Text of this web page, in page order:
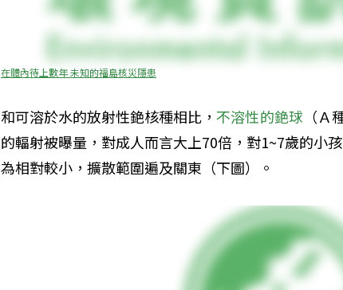
在體內待上數年 未知的福島核災隱患
和可溶於水的放射性銫核種相比， 不溶性的銫球 （
的輻射被曝量，對成人而言大上70倍，對1~7歲的小
為相對較小，擴散範圍遍及關東（下圖）。